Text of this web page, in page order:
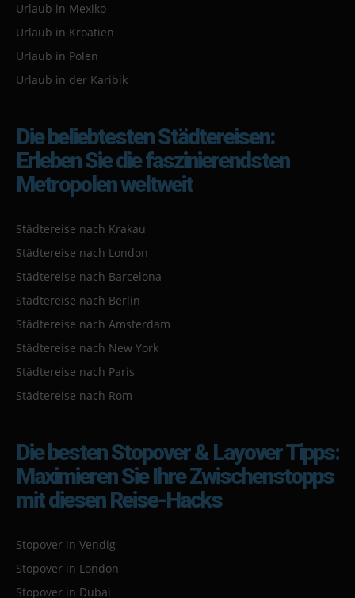
Urlaub in Mexiko
Urlaub in Kroatien
Urlaub in Polen
Urlaub in der Karibik
Die beliebtesten Städtereisen:
Erleben Sie die faszinierendsten
Metropolen weltweit
Städtereise nach Krakau
Städtereise nach London
Städtereise nach Barcelona
Städtereise nach Berlin
Städtereise nach Amsterdam
Städtereise nach New York
Städtereise nach Paris
Städtereise nach Rom
Die besten Stopover & Layover Tipps:
Maximieren Sie Ihre Zwischenstopps
mit diesen Reise-Hacks
Stopover in Vendig
Stopover in London
Stopover in Dubai